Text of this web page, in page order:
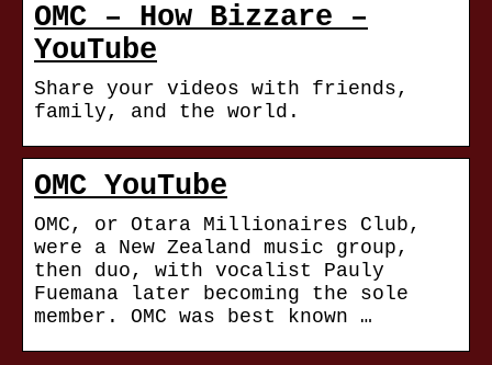
OMC – How Bizzare –
YouTube
Share your videos with friends,
family, and the world.
OMC YouTube
OMC, or Otara Millionaires Club,
were a New Zealand music group,
then duo, with vocalist Pauly
Fuemana later becoming the sole
member. OMC was best known …